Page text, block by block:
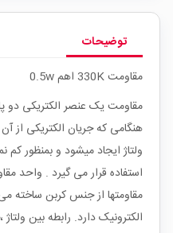
توضیحات
مقاومت 330K اهم 0.5w
مقاومت یک عنصر الکتریکی دو
هنگامی که جریان الکتریکی از
ولتاژ ایجاد میشود و بمنظور کم
استفاده قرار می گیرد . واحد
مقاومتها از جنس کربن
الکترونیک دارد. رابطه بین